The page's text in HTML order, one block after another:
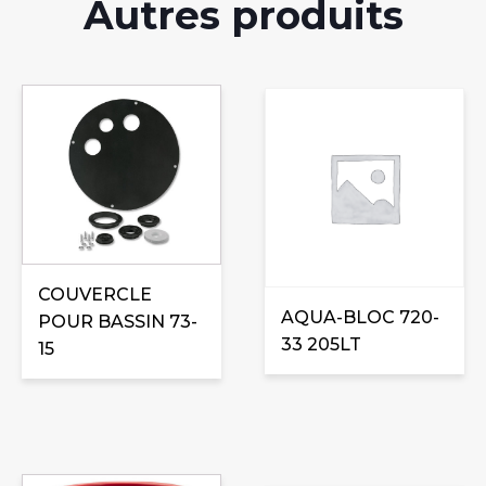
Autres produits
COUVERCLE
POUR BASSIN 73-
15
AQUA-BLOC 720-
33 205LT